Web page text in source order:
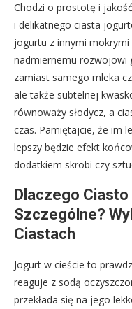
Chodzi o prostotę i
i delikatnego ciasta
jogurtu z innymi mokrymi
nadmiernemu rozwojowi
zamiast samego mleka
ale także subtelnej
równoważy słodycz, a
czas. Pamiętajcie, że im
lepszy będzie efekt
dodatkiem skrobi czy
Dlaczego
Szczególne?
Ciastach
Jogurt w cieście to
reaguje z sodą
przekłada się na jego